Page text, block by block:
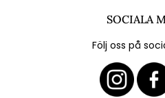
SOCIALA
Följ oss på